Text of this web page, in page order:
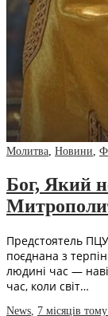
Молитва, Новини,
Бог, Який
Предстоятель
поєднана з
людині час —
час, коли світ…
News 7 місяців тому